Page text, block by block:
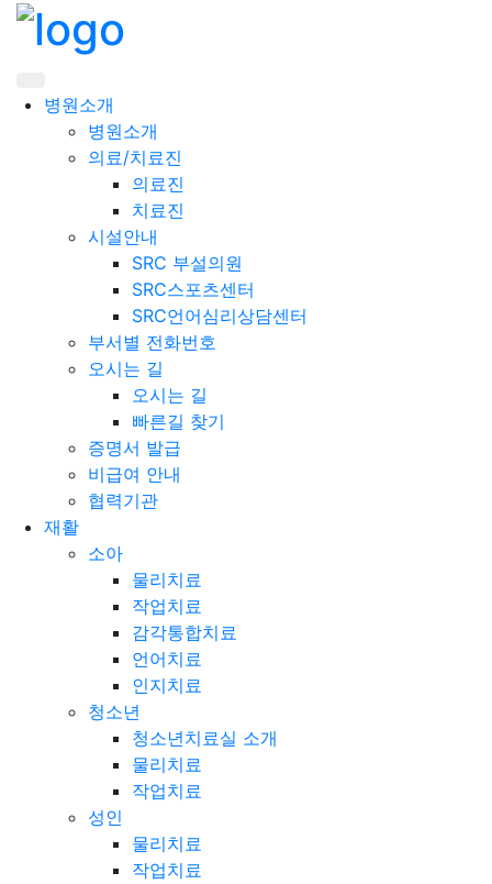
메뉴 버튼
병원소개
병원소개
의료/치료진
의료진
치료진
시설안내
SRC 부설의원
SRC스포츠센터
SRC언어심리상담센터
부서별 전화번호
오시는 길
오시는 길
빠른길 찾기
증명서 발급
비급여 안내
협력기관
재활
소아
물리치료
작업치료
감각통합치료
언어치료
인지치료
청소년
청소년치료실 소개
물리치료
작업치료
성인
물리치료
작업치료